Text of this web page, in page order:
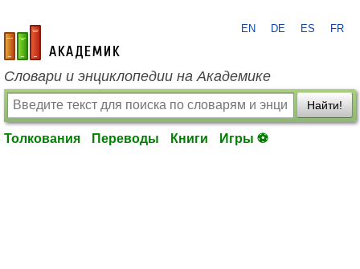
academic.ru
EN DE ES FR
Словари и энциклопедии на Академике
Найти!
Толкования Переводы Книги Игры ⚽